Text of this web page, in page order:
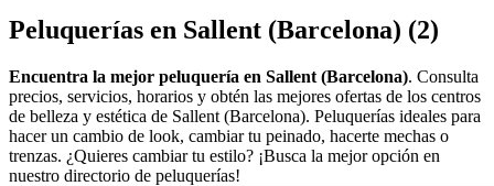
Peluquerías en Sallent (Barcelona) (2)
Encuentra la mejor peluquería en Sallent (Barcelona). Consulta
precios, servicios, horarios y obtén las mejores ofertas de los centros
de belleza y estética de Sallent (Barcelona). Peluquerías ideales para
hacer un cambio de look, cambiar tu peinado, hacerte mechas o
trenzas. ¿Quieres cambiar tu estilo? ¡Busca la mejor opción en
nuestro directorio de peluquerías!